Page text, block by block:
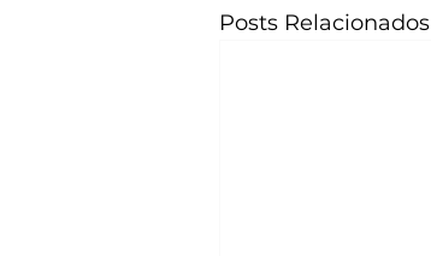
Posts Relacionados